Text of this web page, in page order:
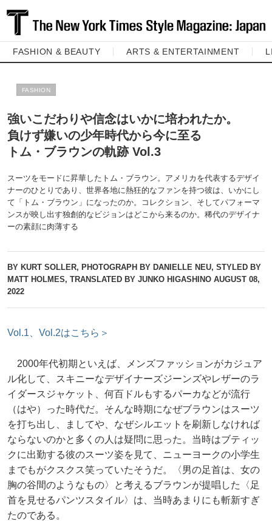
FASHION & BEAUTY ARTS & ENTERTAINMENT
FASHION
強いこだわりや信念はいかに培われたか。
負けず嫌いの少年時代から今に至る
トム・ブラウンの軌跡 Vol.3
スーツをモードに昇華したトム・ブラウン。アメリカを代表するデザイ
ナーのひとりであり、世界各地に熱狂的なファンを持つ彼は、いかにし
て「トム・ブラウン」になったのか。コレクション、そしてパフォーマ
ンスが映し出す独創的なビジョンはどこから来るのか。稀代のデザイナ
ーの素顔に肉薄する
BY KURT SOLLER, PHOTOGRAPH BY DANIELLE NEU, STYLED BY
MATT HOLMES, TRANSLATED BY JUNKO HIGASHINO AUGUST 08,
2022
Vol.1、Vol.2はこちら＞
2000年代初期といえば、メンズファッションがカジュア
ル化して、スキニーなデザイナーズジーンズやレザーのラ
イダースジャケット、何百ドルもするパーカなどが流行
（はや）った時代だ。そんな時期になぜブラウンはスーツ
を打ち出し、ましてや、なぜシルエットを刷新しなければ
ならないのかと多くの人は疑問に思った。当時はブティッ
クに出勤する彼のスーツ姿を見て、ニューヨークの小学生
までもがクスクス笑っていたそうだ。〈男の足首は、女の
胸の谷間のようなもの〉と考えるブラウンが提唱した〈足
首を見せるパンツスタイル〉は、当時あまりにも斬新すぎ
たのである。